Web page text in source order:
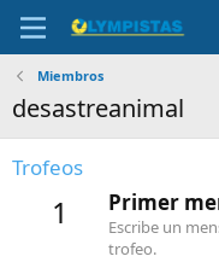
Miembros
desastreanimal
Trofeos
1 Primer
Escribe un
trofeo.